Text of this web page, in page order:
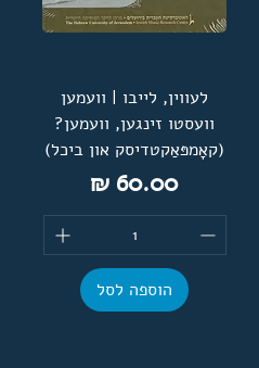
לעווין, לייבו | וועמען
וועסטו זינגען, וועמען?
(קאָמפּאַקטדיסק און ביכל)
מחיר‏60.00 ‏₪
הוספה לסל